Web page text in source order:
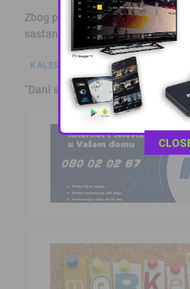
Zbog problema u
sastanak
KALESIJSKE TEME
“Dani sporta” u Raincima Gornjim
This popup will